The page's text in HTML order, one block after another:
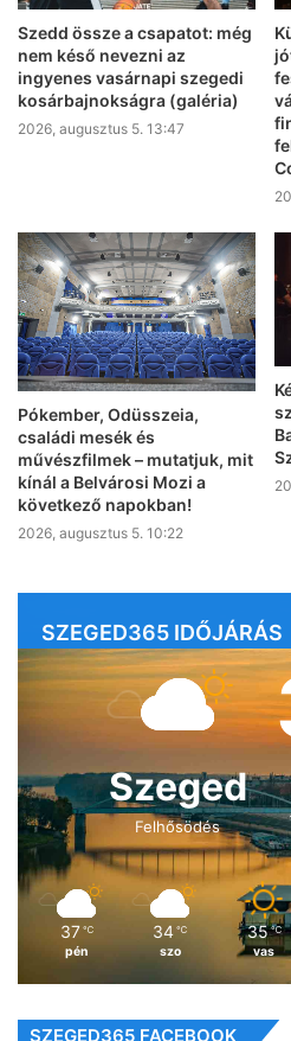
Szedd össze a csapatot: még
nem késő nevezni az
ingyenes vasárnapi szegedi
kosárbajnokságra (galéria)
2026, augusztus 5. 13:47
Pókember, Odüsszeia,
családi mesék és
művészfilmek – mutatjuk, mit
kínál a Belvárosi Mozi a
következő napokban!
2026, augusztus 5. 10:22
SZEGED365 IDŐJÁRÁS
Szeged
Felhősödés
37 ℃
pén
34 ℃
szo
35 ℃
vas
SZEGED365 FACEBOOK